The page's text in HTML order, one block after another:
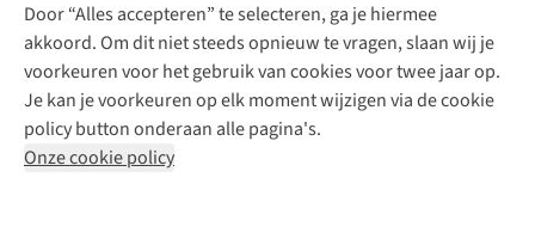
Door “Alles accepteren” te selecteren, ga je hiermee
akkoord. Om dit niet steeds opnieuw te vragen, slaan wij je
voorkeuren voor het gebruik van cookies voor twee jaar op.
Je kan je voorkeuren op elk moment wijzigen via de cookie
policy button onderaan alle pagina's.
Onze cookie policy
Disclaimer Privacy Policy
Algemene voorwaarden
Cookie Policy